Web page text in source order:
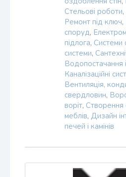
Стельові роботи,
Ремонт під ключ,
споруд,
підлога, Системи
системи,
Водопостачання
Каналізаційні
Вентиляція,
свердловин,
воріт, Створення
меблів, Дизайн
печей і камінів